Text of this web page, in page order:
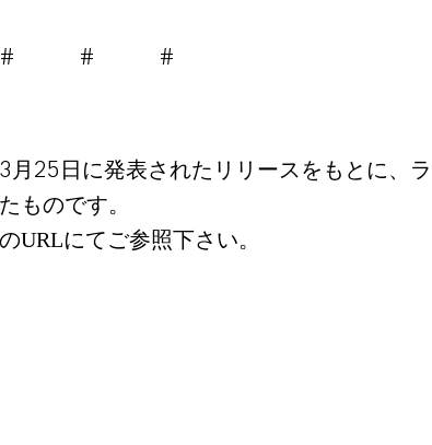
# # #
3 月 25 日に発表されたリリースをもとに、ラ
ものです。
URLにてご参照下さい。